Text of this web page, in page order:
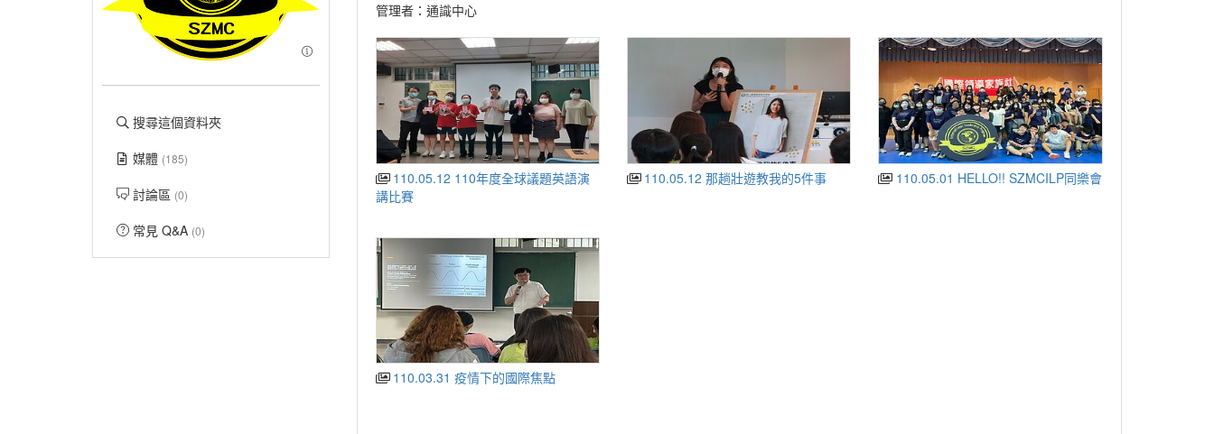
搜尋這個資料夾
媒體 (185)
討論區 (0)
常見 Q&A (0)
管理者：通識中心
110.05.12 110年度全球議題英語演
講比賽
110.05.12 那趟壯遊教我的5件事 110.05.01 HELLO!! SZMCILP同樂會
110.03.31 疫情下的國際焦點